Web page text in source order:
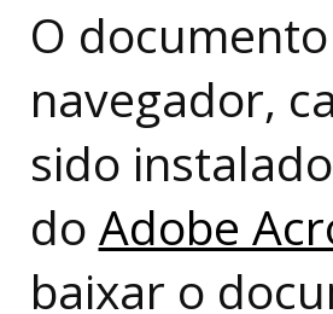
O
navegador,
sido
do Adobe
baixar o